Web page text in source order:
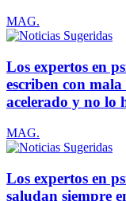
MAG.
Los expertos en
escriben con
acelerado y no lo
MAG.
Los expertos en
saludan siempre